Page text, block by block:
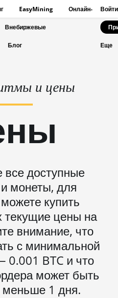
EasyMining Онлайн-
Внебиржевые
Блог
Войти
Еще
и цены
все доступные
монеты, для
купить
текущие цены на
внимание, что
с минимальной
BTC и что
может быть
1 дня.